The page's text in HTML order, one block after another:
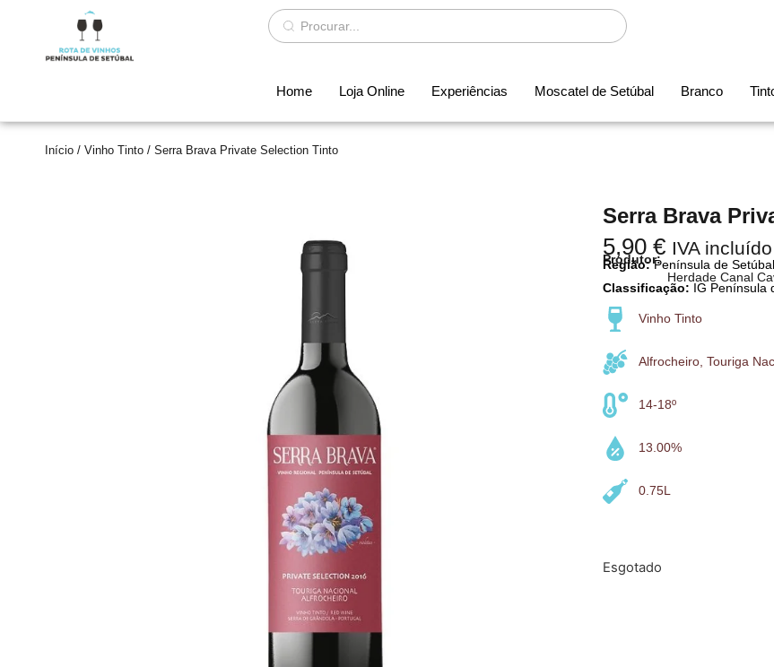
Home Loja Online Experiências Moscatel de Setúbal Branco
Início / Vinho Tinto / Serra Brava Private Selection Tinto
Serra Brava
5,90 € IVA incluído
Herdade Canal
Produtor:
Região:Península de Setúbal
Classificação: IG Península
Vinho Tinto
Alfrocheiro, Touriga
14-18º
13.00%
0.75L
Esgotado